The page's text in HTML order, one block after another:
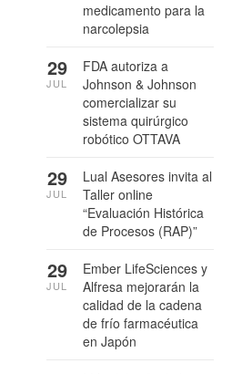
medicamento para la
narcolepsia
FDA autoriza a
Johnson & Johnson
comercializar su
sistema quirúrgico
robótico OTTAVA
29
JUL
Lual Asesores invita al
Taller online
“Evaluación Histórica
de Procesos (RAP)”
29
JUL
Ember LifeSciences y
Alfresa mejorarán la
calidad de la cadena
de frío farmacéutica
en Japón
29
JUL